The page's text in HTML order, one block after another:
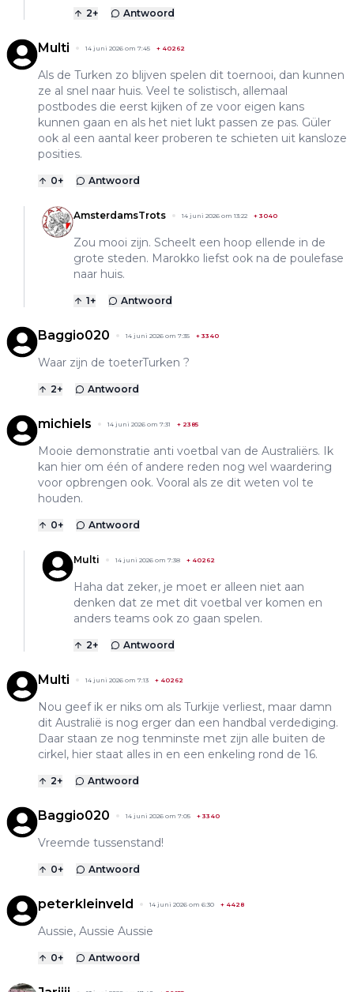
2+ Antwoord
Multi 14 juni 2026 om 7:45 + 40262
Als de Turken zo blijven spelen dit toernooi, dan kunnen
ze al snel naar huis. Veel te solistisch, allemaal
postbodes die eerst kijken of ze voor eigen kans
kunnen gaan en als het niet lukt passen ze pas. Güler
ook al een aantal keer proberen te schieten uit kansloze
posities.
0+ Antwoord
AmsterdamsTrots 14 juni 2026 om 13:22 + 3040
Zou mooi zijn. Scheelt een hoop ellende in de
grote steden. Marokko liefst ook na de poulefase
naar huis.
1+ Antwoord
Baggio020 14 juni 2026 om 7:35 + 3340
Waar zijn de toeterTurken ?
2+ Antwoord
michiels 14 juni 2026 om 7:31 + 2385
Mooie demonstratie anti voetbal van de Australiërs. Ik
kan hier om één of andere reden nog wel waardering
voor opbrengen ook. Vooral als ze dit weten vol te
houden.
0+ Antwoord
Multi 14 juni 2026 om 7:38 + 40262
Haha dat zeker, je moet er alleen niet aan
denken dat ze met dit voetbal ver komen en
anders teams ook zo gaan spelen.
2+ Antwoord
Multi 14 juni 2026 om 7:13 + 40262
Nou geef ik er niks om als Turkije verliest, maar damn
dit Australië is nog erger dan een handbal verdediging.
Daar staan ze nog tenminste met zijn alle buiten de
cirkel, hier staat alles in en een enkeling rond de 16.
2+ Antwoord
Baggio020 14 juni 2026 om 7:05 + 3340
Vreemde tussenstand!
0+ Antwoord
peterkleinveld 14 juni 2026 om 6:30 + 4428
Aussie, Aussie Aussie
0+ Antwoord